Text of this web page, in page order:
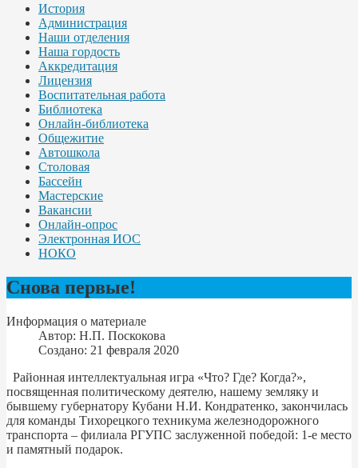
История
Администрация
Наши отделения
Наша гордость
Аккредитация
Лицензия
Воспитательная работа
Библиотека
Онлайн-библиотека
Общежитие
Автошкола
Столовая
Бассейн
Мастерские
Вакансии
Онлайн-опрос
Электронная ИОС
НОКО
Снова первые!
Информация о материале
Автор: Н.П. Поскокова
Создано: 21 февраля 2020
Районная интеллектуальная игра «Что? Где? Когда?»,
посвященная политическому деятелю, нашему земляку и
бывшему губернатору Кубани Н.И. Кондратенко, закончилась
для команды Тихорецкого техникума железнодорожного
транспорта – филиала РГУПС заслуженной победой: 1-е место
и памятный подарок.